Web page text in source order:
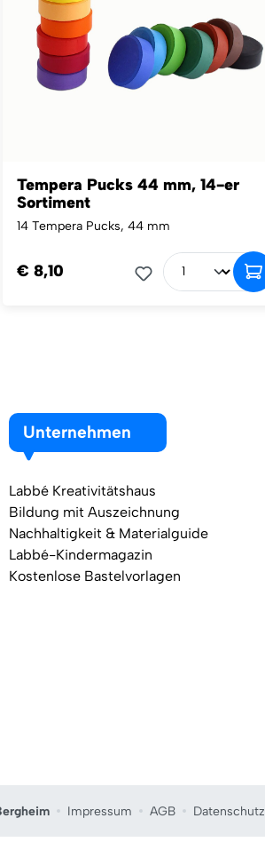
Tempera Pucks 44 mm, 14-er
Sortiment
14 Tempera Pucks, 44 mm
€ 8,10
Unternehmen
Labbé Kreativitätshaus
Bildung mit Auszeichnung
Nachhaltigkeit & Materialguide
Labbé-Kindermagazin
Kostenlose Bastelvorlagen
Impressum AGB Datenschutz